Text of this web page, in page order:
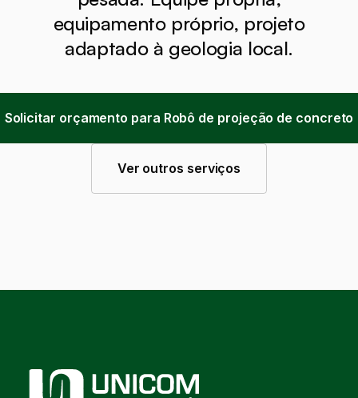
equipamento próprio, projeto
adaptado à geologia local.
Solicitar orçamento para Robô de projeção de concreto
Ver outros serviços